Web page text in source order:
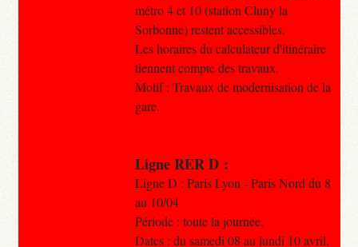
métro 4 et 10 (station Cluny la
Sorbonne) restent accessibles.
Les horaires du calculateur d'itinéraire
tiennent compte des travaux.
Motif : Travaux de modernisation de la
gare.
Ligne RER D :
Ligne D : Paris Lyon - Paris Nord du 8
au 10/04
Période : toute la journée.
Dates : du samedi 08 au lundi 10 avril.